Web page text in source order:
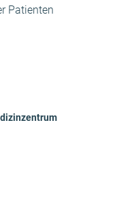
Patienten